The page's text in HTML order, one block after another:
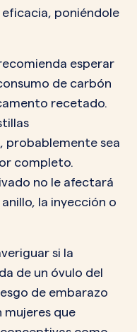
poniéndole
esperar
de carbón
recetado.
probablemente sea
completo.
no le afectará
la inyección o
si la
de un óvulo del
de embarazo
mujeres que